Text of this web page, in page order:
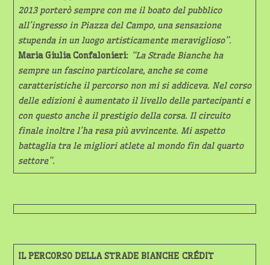
2013 porterò sempre con me il boato del pubblico
all’ingresso in Piazza del Campo, una sensazione
stupenda in un luogo artisticamente meraviglioso”.
Maria Giulia Confalonieri: “La Strade Bianche ha
sempre un fascino particolare, anche se come
caratteristiche il percorso non mi si addiceva. Nel corso
delle edizioni è aumentato il livello delle partecipanti e
con questo anche il prestigio della corsa. Il circuito
finale inoltre l’ha resa più avvincente. Mi aspetto
battaglia tra le migliori atlete al mondo fin dal quarto
settore”.
IL PERCORSO DELLA STRADE BIANCHECRÉDIT